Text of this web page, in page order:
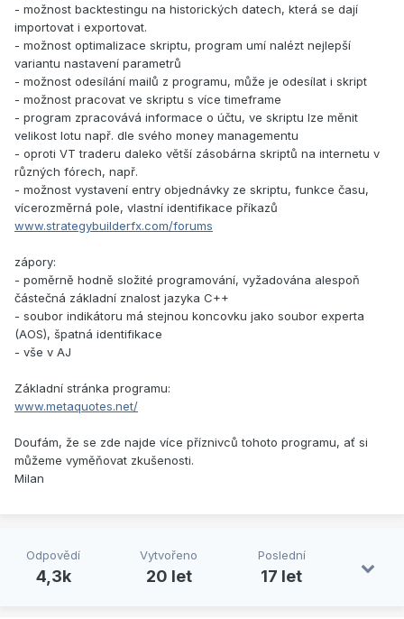
- možnost backtestingu na historických datech, která se dají
importovat i exportovat.
- možnost optimalizace skriptu, program umí nalézt nejlepší
variantu nastavení parametrů
- možnost odesílání mailů z programu, může je odesílat i skript
- možnost pracovat ve skriptu s více timeframe
- program zpracovává informace o účtu, ve skriptu lze měnit
velikost lotu např. dle svého money managementu
- oproti VT traderu daleko větší zásobárna skriptů na internetu v
různých fórech, např.
- možnost vystavení entry objednávky ze skriptu, funkce času,
vícerozměrná pole, vlastní identifikace příkazů
www.strategybuilderfx.com/forums
zápory:
- poměrně hodně složité programování, vyžadována alespoň
částečná základní znalost jazyka C++
- soubor indikátoru má stejnou koncovku jako soubor experta
(AOS), špatná identifikace
- vše v AJ
Základní stránka programu:
www.metaquotes.net/
Doufám, že se zde najde více příznivců tohoto programu, ať si
můžeme vyměňovat zkušenosti.
Milan
Odpovědí
4,3k
Vytvořeno
20 let
Poslední
17 let